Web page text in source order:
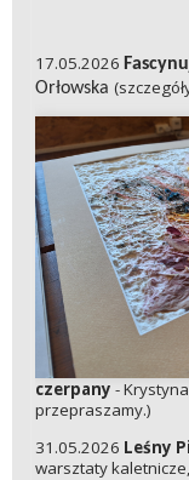
17.05.2026
Orłowska
czerpany -
przepraszamy.)
31.05.2026 Leśny
warsztaty